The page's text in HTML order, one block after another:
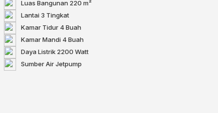
Luas Bangunan 220 m²
Lantai 3 Tingkat
Kamar Tidur 4 Buah
Kamar Mandi 4 Buah
Daya Listrik 2200 Watt
Sumber AirJetpump